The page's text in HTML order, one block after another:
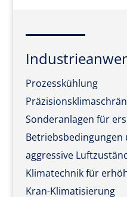
Prozesskühlung
Sonderanlagen für
Betriebsbedingungen
aggressive
Klimatechnik für
Kran-Klimatisierung